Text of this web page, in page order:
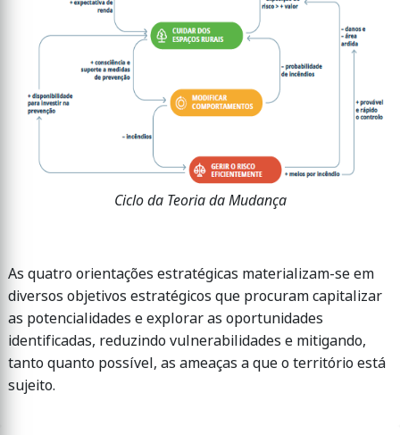
Ciclo da Teoria da Mudança
As quatro orientações estratégicas materializam-se em
diversos objetivos estratégicos que procuram capitalizar
as potencialidades e explorar as oportunidades
identificadas, reduzindo vulnerabilidades e mitigando,
tanto quanto possível, as ameaças a que o território está
sujeito.